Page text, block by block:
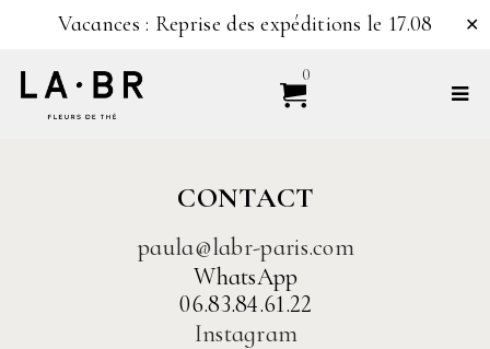
Vacances : Reprise des expéditions le 17.08 ✕
0
CONTACT
paula@labr-paris.com
WhatsApp
06.83.84.61.22
Instagram